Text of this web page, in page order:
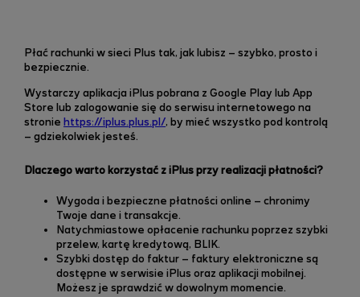
Płać rachunki w sieci Plus tak, jak lubisz – szybko, prosto i
bezpiecznie.
Wystarczy aplikacja iPlus pobrana z Google Play lub App
Store lub zalogowanie się do serwisu internetowego na
stronie https://iplus.plus.pl/, by mieć wszystko pod kontrolą
– gdziekolwiek jesteś.
Dlaczego warto korzystać z iPlus przy realizacji płatności?
Wygoda i bezpieczne płatności online – chronimy
Twoje dane i transakcje.
Natychmiastowe opłacenie rachunku poprzez szybki
przelew, kartę kredytową, BLIK.
Szybki dostęp do faktur – faktury elektroniczne są
dostępne w serwisie iPlus oraz aplikacji mobilnej.
Możesz je sprawdzić w dowolnym momencie.